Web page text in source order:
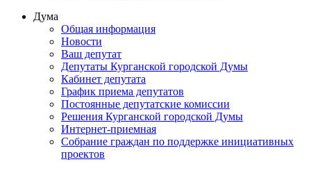
Дума
Общая информация
Новости
Ваш депутат
Депутаты Курганской городской Думы
Кабинет депутата
График приема депутатов
Постоянные депутатские комиссии
Решения Курганской городской Думы
Интернет-приемная
Собрание граждан по поддержке инициативных
проектов